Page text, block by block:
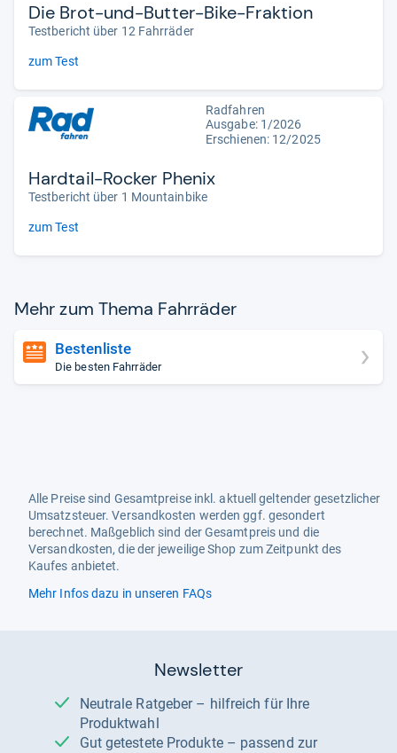
Die Brot-und-Butter-Bike-Fraktion
Testbericht über 12 Fahrräder
zum Test
Radfahren
Ausgabe: 1/2026
Erschienen: 12/2025
Hardtail-Rocker Phenix
Testbericht über 1 Mountainbike
zum Test
Mehr zum Thema Fahr­rä­der
Bestenliste
Die besten Fahrräder
Alle Preise sind Gesamtpreise inkl. aktuell geltender gesetzlicher
Umsatzsteuer. Versandkosten werden ggf. gesondert
berechnet. Maßgeblich sind der Gesamtpreis und die
Versandkosten, die der jeweilige Shop zum Zeitpunkt des
Kaufes anbietet.
Mehr Infos dazu in unseren FAQs
Newsletter
Neutrale Ratgeber – hilfreich für Ihre
Produktwahl
Gut getestete Produkte – passend zur